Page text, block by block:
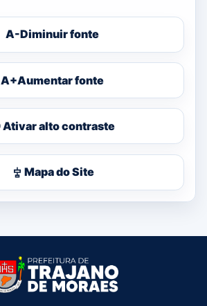
A-Diminuir fonte
A+Aumentar fonte
Ativar alto contraste
Mapa do Site